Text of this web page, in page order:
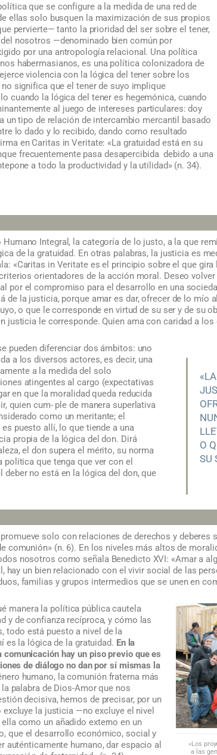
que se configure a la medida de una red de
ellas solo busquen la maximización de sus propios
pervierte— tanto la prioridad del ser sobre el tener,
nosotros —denominado bien común por
por una antropología relacional. Una política
habermasianos, es una política colonizadora de
violencia con la lógica del tener sobre los
significa que el tener de suyo implique
cuando la lógica del tener es hegemónica, cuando
al juego de intereses particulares: doy
un tipo de relación de intercambio mercantil basado
lo dado y lo recibido, dando como resultado
en Caritas in Veritate: «La gratuidad está en su
frecuentemente pasa desapercibida debido a una
a todo la productividad y la utilidad» (n. 34).
Integral, la categoría de lo justo, a la que
de la gratuidad. En otras palabras, la justicia es
«Caritas in Veritate es el principio sobre el que
orientadores de la acción moral. Deseo
por el compromiso para el desarrollo en una
de la justicia, porque amar es dar, ofrecer de lo mío
o que le corresponde en virtud de su ser y de su
justicia le corresponde. Quien ama con caridad a
O
SU
pueden diferenciar dos ámbitos: uno
a los diversos actores, es decir, una
a la medida del solo
atingentes al cargo (expectativas
en que la moralidad queda reducida
quien cum- ple de manera superlativa
como un meritante; el
puesto allí, lo que tiende a una
propia de la lógica del don. Dirá
el don supera el mérito, su norma
política que tenga que ver con el
no está en la lógica del don, que
solo con relaciones de derechos y deberes
comunión» (n. 6). En los niveles más altos de
nosotros como señala Benedicto XVI: «Amar a
hay un bien relacionado con el vivir social de las
familias y grupos intermedios que se unen en
«Los
a las
manera la política pública cautela
y de confianza recíproca, y cómo las
todo está puesto a nivel de la
es la lógica de la gratuidad. En la
hay un piso previo que es
de diálogo no dan por sí mismas la
humano, la comunión fraterna más
palabra de Dios-Amor que nos
decisiva, hemos de precisar, por un
excluye la justicia —no excluye el nivel
como un añadido externo en un
que el desarrollo económico, social y
auténticamente humano, dar espacio al